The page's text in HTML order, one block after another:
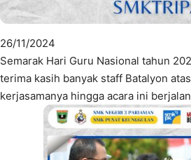
26/11/2024
Semarak Hari Guru Nasional tahun
terima kasih banyak staff Batalyon
kerjasamanya hingga acara ini